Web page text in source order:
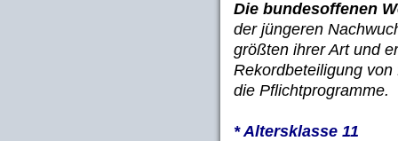
Die bundesoffenen
der jüngeren
größten ihrer Art und
Rekordbeteiligung
die Pflichtprogramme.
* Altersklasse 11